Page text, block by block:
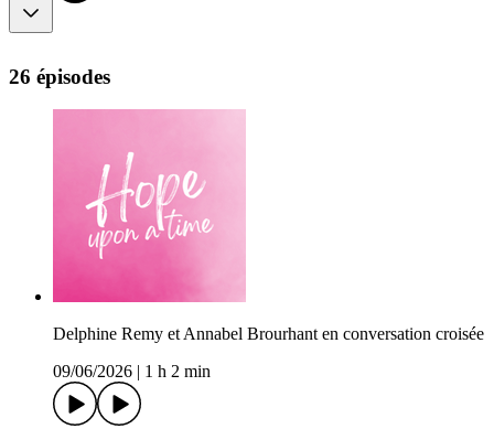
26 épisodes
Delphine Remy et Annabel Brourhant en conversation croisée
09/06/2026
1 h 2 min